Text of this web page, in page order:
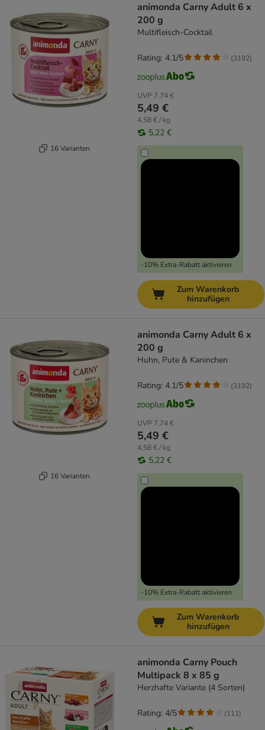
16 Varianten
animonda Carny Adult 6 x
200 g
Multifleisch-Cocktail
UVP 7,74 €
5,49 €
4,58 € / kg
5,22 €
-10% Extra-Rabatt aktivieren
Rating: 4.1/5 (3192)
Zum Warenkorb
hinzufügen
16 Varianten
animonda Carny Adult 6 x
200 g
Huhn, Pute & Kaninchen
UVP 7,74 €
5,49 €
4,58 € / kg
5,22 €
-10% Extra-Rabatt aktivieren
Rating: 4.1/5 (3192)
Zum Warenkorb
hinzufügen
animonda Carny Pouch
Multipack 8 x 85 g
Herzhafte Variante (4 Sorten)
Rating: 4/5 (111)